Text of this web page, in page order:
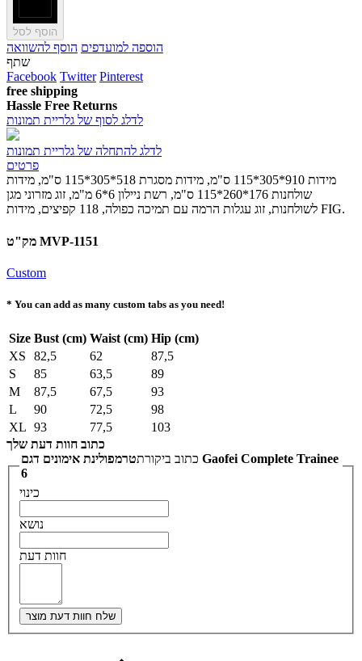
הוסף לסל
הוספה למועדפים הוסף להשוואה
שתף
Facebook Twitter Pinterest
free shipping
Hassle Free Returns
לדלג לסוף של גלריית תמונות
לדלג להתחלה של גלריית תמונות
פרטים
מידות 910*305*115 ס"מ, מידות מסגרת 518*305*115 ס"מ, מידות
שולחנות 176*260*115 ס"מ, רשת ניילון 6*6 מ"מ, זוג מזרוני מגן
לשולחנות, זוג עגלות הרמה עם תמיכה כפולה, 118 קפיצים, מידות FIG.
מק"ט MVP-1151
Custom
* You can add as many custom tabs as you need!
Size Bust (cm) Waist (cm) Hip (cm)
XS
82,5 62
87,5
S
85 63,5
89
M
87,5 67,5
93
L
90 72,5
98
XL 93 77,5
103
כתוב חוות דעת שלך
כתוב ביקורתטרמפולינת אימונים דגם Gaofei Complete Trainee
6
כינוי
נושא
חוות דעת
שלח חוות דעת מוצר